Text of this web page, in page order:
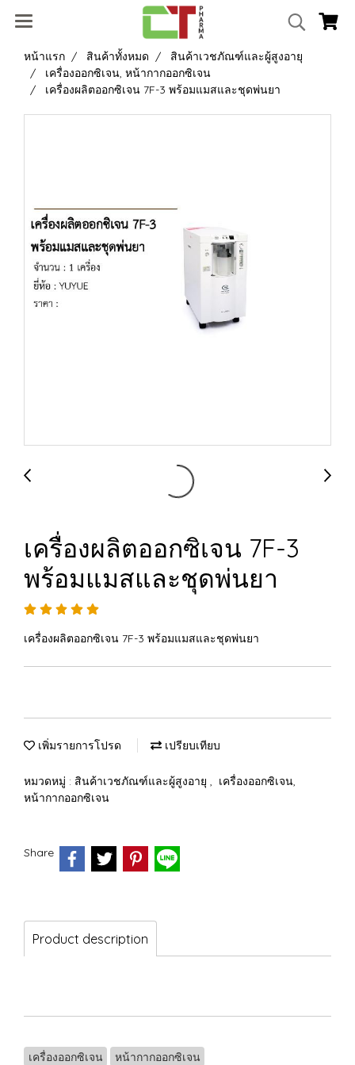
หน้าแรก สินค้าทั้งหมด
สินค้าเวชภัณฑ์และผู้สูงอายุ
เครื่องออกซิเจน, หน้ากากออกซิเจน
เครื่องผลิตออกซิเจน 7F-3 พร้อมแมสและชุดพ่นยา
เครื่องผลิตออกซิเจน 7F-3
พร้อมแมสและชุดพ่นยา
เครื่องผลิตออกซิเจน 7F-3 พร้อมแมสและชุดพ่นยา
เพิ่มรายการโปรด เปรียบเทียบ
หมวดหมู่ : สินค้าเวชภัณฑ์และผู้สูงอายุ , เครื่องออกซิเจน,
หน้ากากออกซิเจน
Share
Product description
เครื่องออกซิเจน หน้ากากออกซิเจน